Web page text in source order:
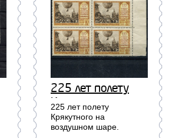
225 лет полету
Крякутного на
воздушном шаре.
Квартблок 1869
225 лет полету
Крякутного на
воздушном шаре.